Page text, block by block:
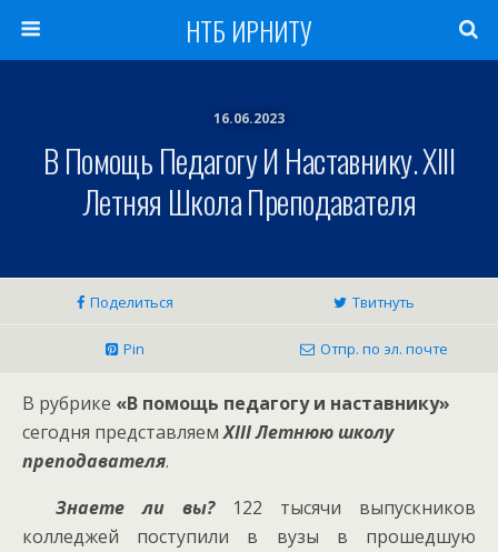
НТБ ИРНИТУ
16.06.2023
В Помощь Педагогу И Наставнику. XIII
Летняя Школа Преподавателя
Поделиться Твитнуть
Pin Отпр. по эл. почте
В рубрике «В помощь педагогу и наставнику»
сегодня представляемXIII Летнюю школу
преподавателя.
Знаете ли вы?
122 тысячи выпускников
колледжей поступили в вузы в прошедшую